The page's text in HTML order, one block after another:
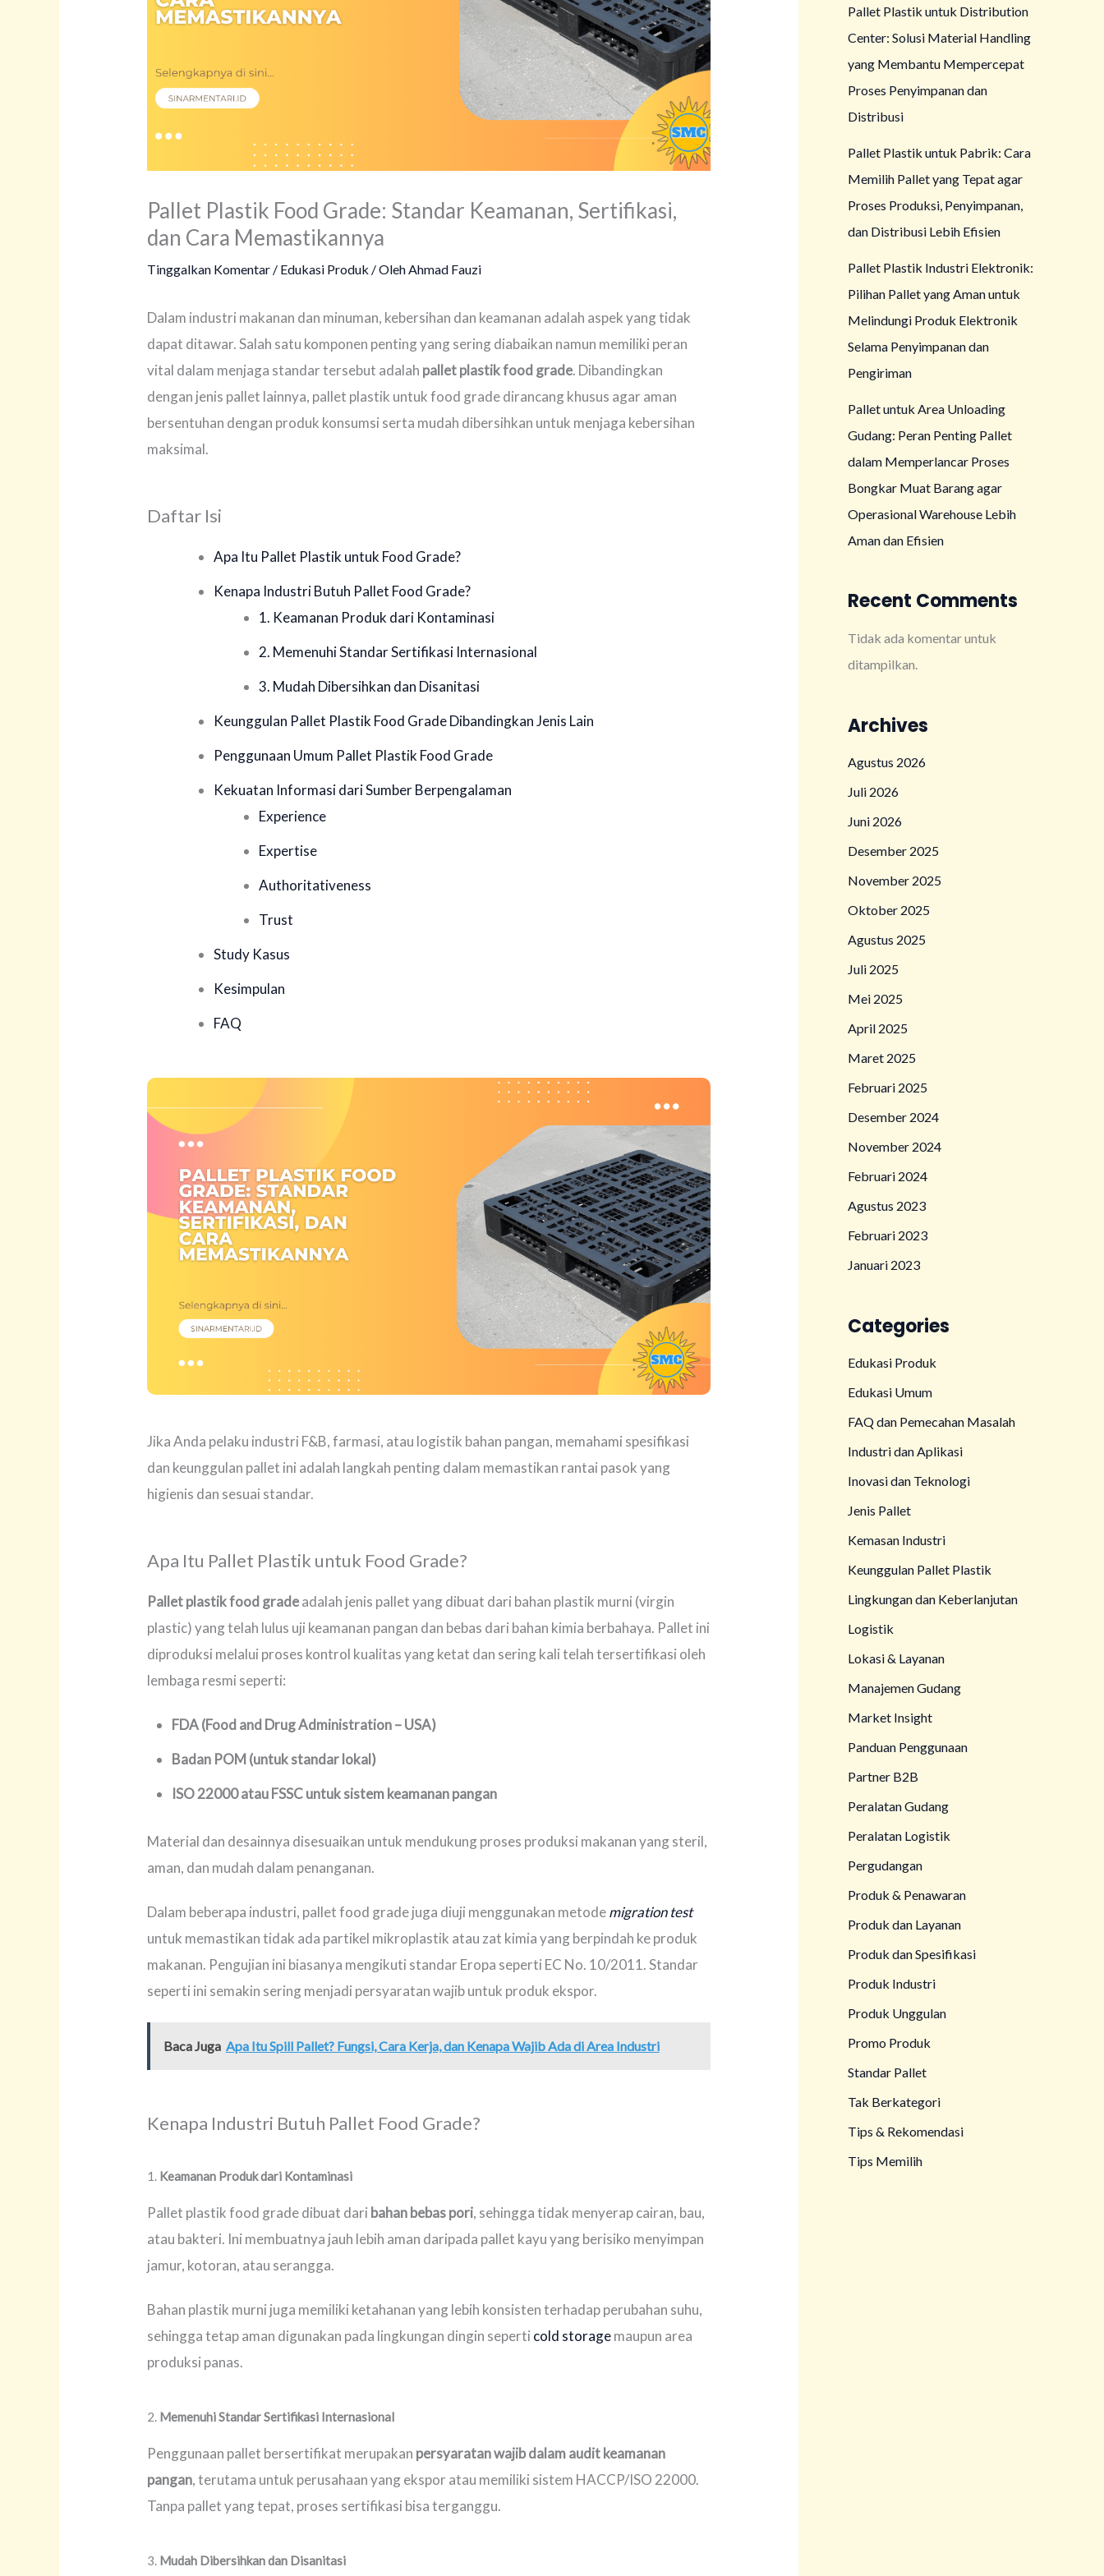
Pallet Plastik Food Grade: Standar Keamanan, Sertifikasi,
dan Cara Memastikannya
Tinggalkan Komentar / Edukasi Produk / OlehAhmad Fauzi
Dalam industri makanan dan minuman, kebersihan dan keamanan adalah aspek yang tidak
dapat ditawar. Salah satu komponen penting yang sering diabaikan namun memiliki peran
vital dalam menjaga standar tersebut adalah pallet plastik food grade. Dibandingkan
dengan jenis pallet lainnya, pallet plastik untuk food grade dirancang khusus agar aman
bersentuhan dengan produk konsumsi serta mudah dibersihkan untuk menjaga kebersihan
maksimal.
Daftar Isi
Apa Itu Pallet Plastik untuk Food Grade?
Kenapa Industri Butuh Pallet Food Grade?
1. Keamanan Produk dari Kontaminasi
2. Memenuhi Standar Sertifikasi Internasional
3. Mudah Dibersihkan dan Disanitasi
Keunggulan Pallet Plastik Food Grade Dibandingkan Jenis Lain
Penggunaan Umum Pallet Plastik Food Grade
Kekuatan Informasi dari Sumber Berpengalaman
Experience
Expertise
Authoritativeness
Trust
Study Kasus
Kesimpulan
FAQ
Jika Anda pelaku industri F&B, farmasi, atau logistik bahan pangan, memahami spesifikasi
dan keunggulan pallet ini adalah langkah penting dalam memastikan rantai pasok yang
higienis dan sesuai standar.
Apa Itu Pallet Plastik untuk Food Grade?
Pallet plastik food gradeadalah jenis pallet yang dibuat dari bahan plastik murni (virgin
plastic) yang telah lulus uji keamanan pangan dan bebas dari bahan kimia berbahaya. Pallet ini
diproduksi melalui proses kontrol kualitas yang ketat dan sering kali telah tersertifikasi oleh
lembaga resmi seperti:
FDA (Food and Drug Administration – USA)
Badan POM (untuk standar lokal)
ISO 22000 atau FSSC untuk sistem keamanan pangan
Material dan desainnya disesuaikan untuk mendukung proses produksi makanan yang steril,
aman, dan mudah dalam penanganan.
Dalam beberapa industri, pallet food grade juga diuji menggunakan metodemigration test
untuk memastikan tidak ada partikel mikroplastik atau zat kimia yang berpindah ke produk
makanan. Pengujian ini biasanya mengikuti standar Eropa seperti EC No. 10/2011. Standar
seperti ini semakin sering menjadi persyaratan wajib untuk produk ekspor.
Baca Juga Apa Itu Spill Pallet? Fungsi, Cara Kerja, dan Kenapa Wajib Ada di Area Industri
Kenapa Industri Butuh Pallet Food Grade?
1. Keamanan Produk dari Kontaminasi
Pallet plastik food grade dibuat dari bahan bebas pori, sehingga tidak menyerap cairan, bau,
atau bakteri. Ini membuatnya jauh lebih aman daripada pallet kayu yang berisiko menyimpan
jamur, kotoran, atau serangga.
Bahan plastik murni juga memiliki ketahanan yang lebih konsisten terhadap perubahan suhu,
sehingga tetap aman digunakan pada lingkungan dingin seperti cold storagemaupun area
produksi panas.
2. Memenuhi Standar Sertifikasi Internasional
Penggunaan pallet bersertifikat merupakan persyaratan wajib dalam audit keamanan
pangan, terutama untuk perusahaan yang ekspor atau memiliki sistem HACCP/ISO 22000.
Tanpa pallet yang tepat, proses sertifikasi bisa terganggu.
3. Mudah Dibersihkan dan Disanitasi
Pallet Plastik untuk Distribution
Center: Solusi Material Handling
yang Membantu Mempercepat
Proses Penyimpanan dan
Distribusi
Pallet Plastik untuk Pabrik: Cara
Memilih Pallet yang Tepat agar
Proses Produksi, Penyimpanan,
dan Distribusi Lebih Efisien
Pallet Plastik Industri Elektronik:
Pilihan Pallet yang Aman untuk
Melindungi Produk Elektronik
Selama Penyimpanan dan
Pengiriman
Pallet untuk Area Unloading
Gudang: Peran Penting Pallet
dalam Memperlancar Proses
Bongkar Muat Barang agar
Operasional Warehouse Lebih
Aman dan Efisien
Recent Comments
Tidak ada komentar untuk
ditampilkan.
Archives
Agustus 2026
Juli 2026
Juni 2026
Desember 2025
November 2025
Oktober 2025
Agustus 2025
Juli 2025
Mei 2025
April 2025
Maret 2025
Februari 2025
Desember 2024
November 2024
Februari 2024
Agustus 2023
Februari 2023
Januari 2023
Categories
Edukasi Produk
Edukasi Umum
FAQ dan Pemecahan Masalah
Industri dan Aplikasi
Inovasi dan Teknologi
Jenis Pallet
Kemasan Industri
Keunggulan Pallet Plastik
Lingkungan dan Keberlanjutan
Logistik
Lokasi & Layanan
Manajemen Gudang
Market Insight
Panduan Penggunaan
Partner B2B
Peralatan Gudang
Peralatan Logistik
Pergudangan
Produk & Penawaran
Produk dan Layanan
Produk dan Spesifikasi
Produk Industri
Produk Unggulan
Promo Produk
Standar Pallet
Tak Berkategori
Tips & Rekomendasi
Tips Memilih